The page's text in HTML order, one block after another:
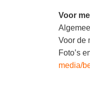
Voor
Voor de
Foto’s
media/